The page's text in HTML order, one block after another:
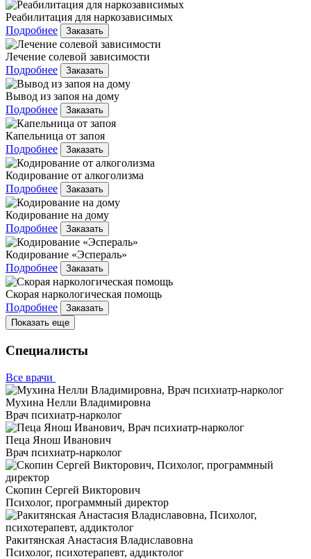
Реабилитация для наркозависимых
Подробнее
Заказать
Лечение солевой зависимости
Подробнее
Заказать
Вывод из запоя на дому
Подробнее
Заказать
Капельница от запоя
Подробнее
Заказать
Кодирование от алкоголизма
Подробнее
Заказать
Кодирование на дому
Подробнее
Заказать
Кодирование «Эспераль»
Подробнее
Заказать
Скорая наркологическая помощь
Подробнее
Заказать
Показать еще
Специалисты
Все врачи
Мухина Нелли Владимировна
Врач психиатр-нарколог
Пеца Янош Иванович
Врач психиатр-нарколог
Скопин Сергей Викторович
Психолог, программный директор
Ракитянская Анастасия Владиславовна
Психолог, психотерапевт, аддиктолог